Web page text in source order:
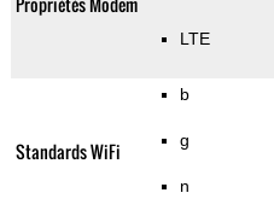
LTE
Standards WiFi
b
g
n